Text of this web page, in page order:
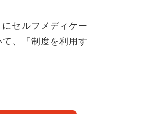
セルフメディケー
、「制度を利用す